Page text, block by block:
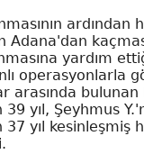
ardından
Adana'dan
yardım
operasyonlarla
arasında bulunan
yıl, Şeyhmus
yıl kesinleşmiş